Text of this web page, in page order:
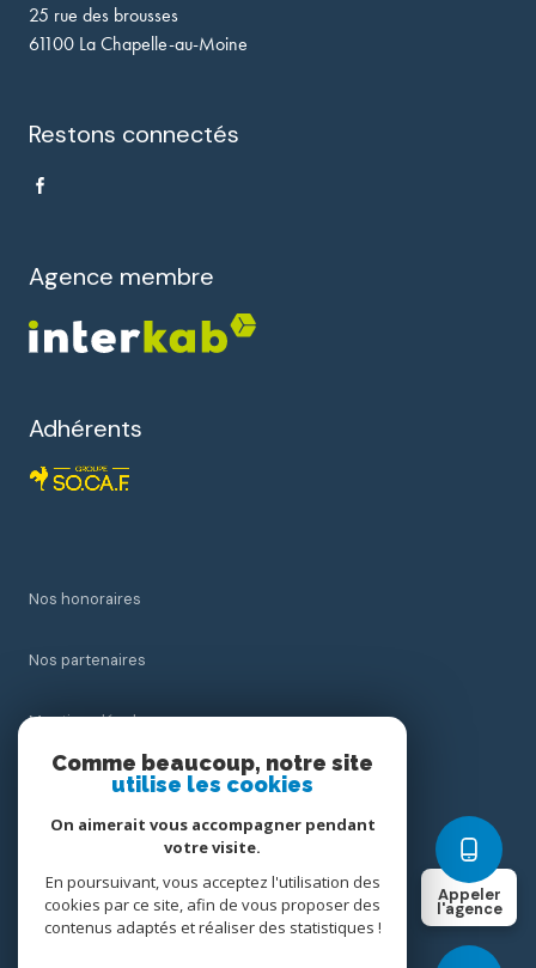
Appeler
l'agence
25 rue des brousses
61100 La Chapelle-au-Moine
Restons connectés
Agence membre
Adhérents
Nos honoraires
Nos partenaires
Mentions légales
Cookies
Comme beaucoup, notre site
utilise les cookies
On aimerait vous accompagner pendant
votre visite.
En poursuivant, vous acceptez l'utilisation des
cookies par ce site, afin de vous proposer des
contenus adaptés et réaliser des statistiques !